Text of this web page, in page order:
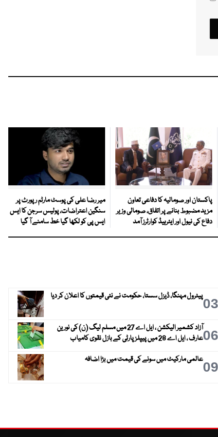
پاکستان اور صومالیہ کا دفاعی تعاون
مزید مضبوط بنانے پر اتفاق، صومالی وزیر
دفاع کی نیول اور ایئرہیڈ کوارٹرز آمد
میر رضا علی کی پوسٹ مارٹم رپورٹ پر
سنگین اعتراضات، پولیس سرجن کا ایس
ایس پی کو لکھا گیا خط سامنے آ گیا
03پیٹرول مہنگا، ڈیزل سستا، حکومت نے نئی قیمتوں کا اعلان کر دیا
06
آزاد کشمیر الیکشن ، ایل اے 27 میں مسلم لیگ (ن) کی نورین
عارف ، ایل اے 28 میں پیپلز پارٹی کے بازل نقوی کامیاب
09عالمی مارکیٹ میں سونے کی قیمت میں بڑا اضافہ